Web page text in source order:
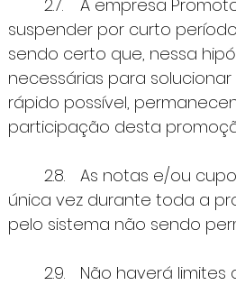
suspender por curto
sendo certo que, nessa
necessárias para
rápido possível,
participação desta
única vez durante toda a
pelo sistema não sendo